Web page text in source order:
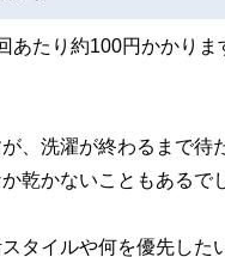
あたり約100円かかり
、洗濯が終わるまで
乾かないこともあるで
タイルや何を優先した